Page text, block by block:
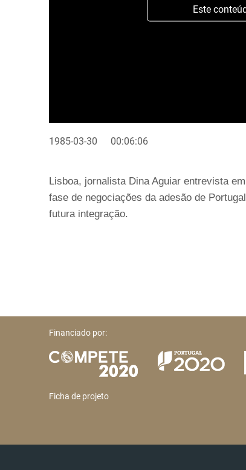
Este
1985-03-30 00:06:06
Lisboa, jornalista Dina Aguiar entrevista
fase de negociações da adesão de
futura integração.
Financiado por:
Ficha de projeto